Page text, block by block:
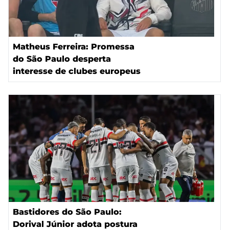
Matheus Ferreira: Promessa
do São Paulo desperta
interesse de clubes europeus
Bastidores do São Paulo:
Dorival Júnior adota postura